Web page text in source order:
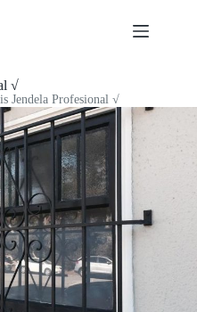
√
Jendela Profesional √